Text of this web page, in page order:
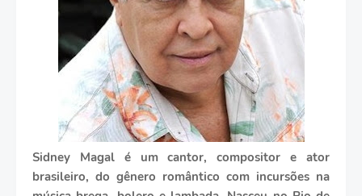
Sidney Magal é um cantor, compositor e ator
brasileiro, do gênero romântico com incursões na